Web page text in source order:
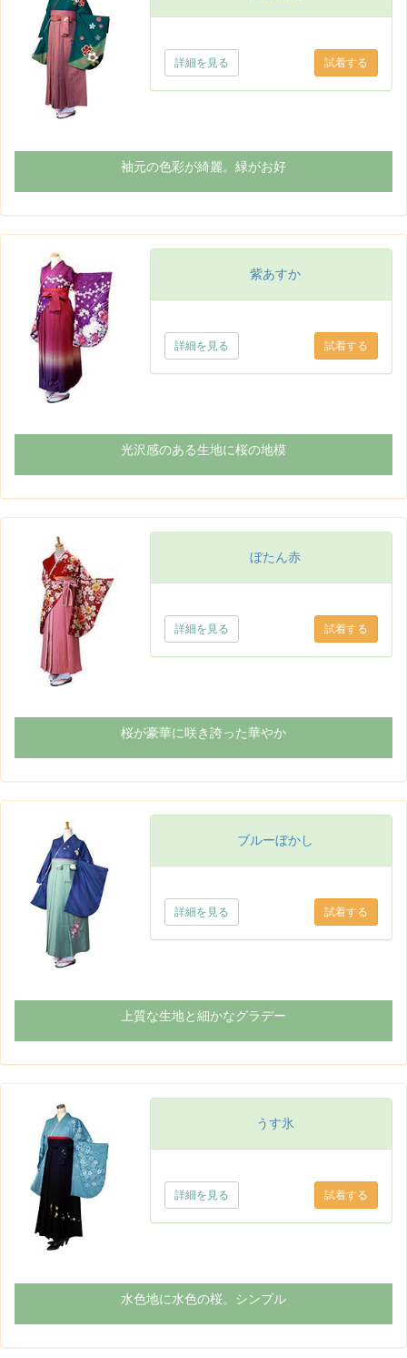
詳細を見る
袖元の色彩が綺麗。緑がお好
紫あすか
詳細を見る
光沢感のある生地に桜の地模
ぼたん赤
詳細を見る
桜が豪華に咲き誇った華やか
ブルーぼかし
詳細を見る
上質な生地と細かなグラデー
うす氷
詳細を見る
水色地に水色の桜。シンプル